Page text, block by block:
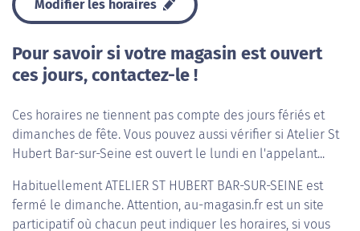
Modifier les horaires
Pour savoir si votre magasin est ouvert
ces jours, contactez-le !
Ces horaires ne tiennent pas compte des jours fériés et
dimanches de fête. Vous pouvez aussi vérifier si Atelier St
Hubert Bar-sur-Seine est ouvert le lundi en l'appelant...
HabituellementATELIER ST HUBERT BAR-SUR-SEINE est
fermé le dimanche. Attention, au-magasin.fr est un site
participatif où chacun peut indiquer les horaires, si vous